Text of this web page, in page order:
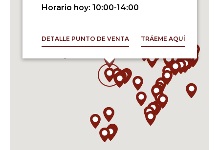
C. de Nazaret, 11
28941 Fuenlabrada (Madrid), ES
Horario hoy: 10:00-14:00
C. de Antonio López, 57
28019 Madrid (Madrid), ES
Horario hoy: 10:00-14:00
DETALLE PUNTO DE VENTA TRÁEME AQUÍ